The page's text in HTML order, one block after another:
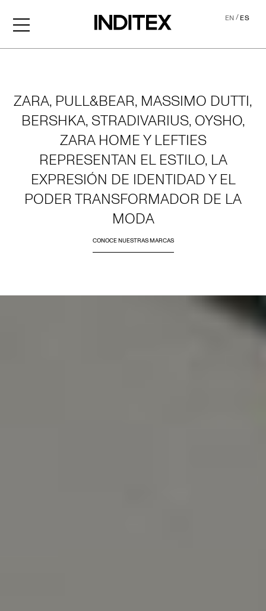
EN/ES
ZARA, PULL&BEAR, MASSIMO DUTTI,
BERSHKA, STRADIVARIUS, OYSHO,
ZARA HOME Y LEFTIES
REPRESENTAN EL ESTILO, LA
EXPRESIÓN DE IDENTIDAD Y EL
PODER TRANSFORMADOR DE LA
MODA
CONOCE NUESTRAS MARCAS